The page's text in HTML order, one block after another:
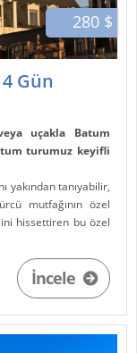
280 $
Gün
uçakla Batum
turumuz keyifli
yakından tanıyabilir,
mutfağının özel
hissettiren bu özel
İncele